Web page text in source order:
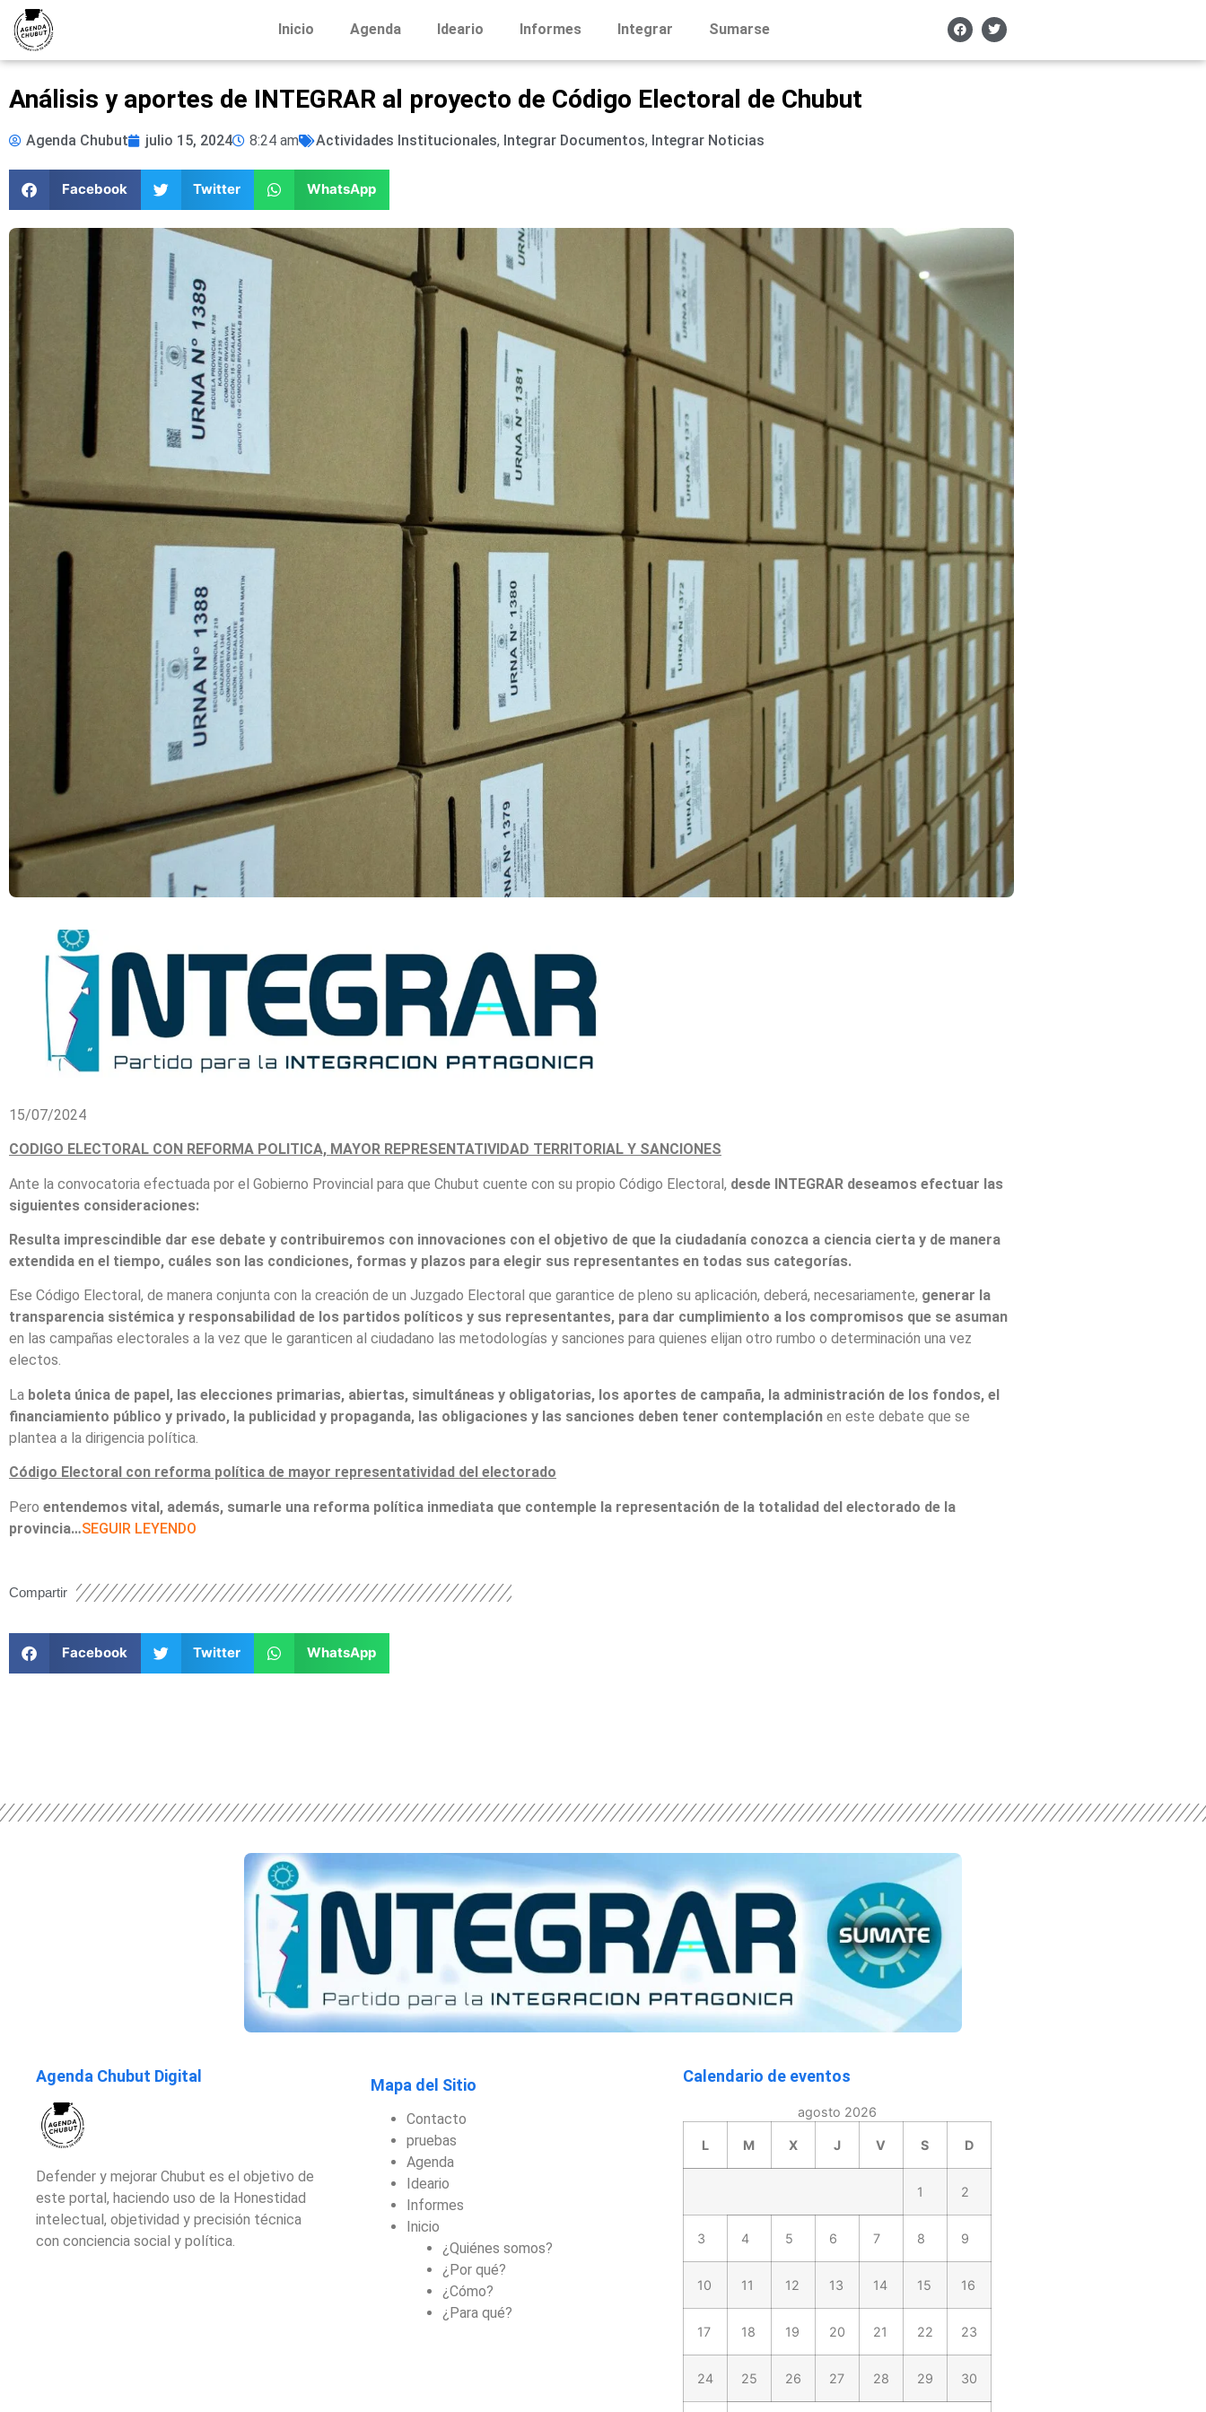
Inicio Agenda Ideario Informes Integrar Sumarse
Análisis y aportes de INTEGRAR al proyecto de Código Electoral de Chubut
Agenda Chubut julio 15, 2024 8:24 am Actividades Institucionales, Integrar Documentos, Integrar Noticias
Facebook Twitter WhatsApp
15/07/2024
CODIGO ELECTORAL CON REFORMA POLITICA, MAYOR REPRESENTATIVIDAD TERRITORIAL Y SANCIONES
Ante la convocatoria efectuada por el Gobierno Provincial para que Chubut cuente con su propio Código Electoral, desde INTEGRAR deseamos efectuar las
siguientes consideraciones:
Resulta imprescindible dar ese debate y contribuiremos con innovaciones con el objetivo de que la ciudadanía conozca a ciencia cierta y de manera
extendida en el tiempo, cuáles son las condiciones, formas y plazos para elegir sus representantes en todas sus categorías.
Ese Código Electoral, de manera conjunta con la creación de un Juzgado Electoral que garantice de pleno su aplicación, deberá, necesariamente, generar la
transparencia sistémica y responsabilidad de los partidos políticos y sus representantes, para dar cumplimiento a los compromisos que se asuman
en las campañas electorales a la vez que le garanticen al ciudadano las metodologías y sanciones para quienes elijan otro rumbo o determinación una vez
electos.
La boleta única de papel, las elecciones primarias, abiertas, simultáneas y obligatorias, los aportes de campaña, la administración de los fondos, el
financiamiento público y privado, la publicidad y propaganda, las obligaciones y las sanciones deben tener contemplación en este debate que se
plantea a la dirigencia política.
Código Electoral con reforma política de mayor representatividad del electorado
Pero entendemos vital, además, sumarle una reforma política inmediata que contemple la representación de la totalidad del electorado de la
provincia…SEGUIR LEYENDO
Compartir
Facebook Twitter WhatsApp
Agenda Chubut Digital
Defender y mejorar Chubut es el objetivo de
este portal, haciendo uso de la Honestidad
intelectual, objetividad y precisión técnica
con conciencia social y política.
Mapa del Sitio
Contacto
pruebas
Agenda
Ideario
Informes
Inicio
¿Quiénes somos?
¿Por qué?
¿Cómo?
¿Para qué?
Calendario de eventos
agosto 2026
L M X J V S D
1 2
3 4 5 6 7 8 9
10 11 12 13 14 15 16
17 18 19 20 21 22 23
24 25 26 27 28 29 30